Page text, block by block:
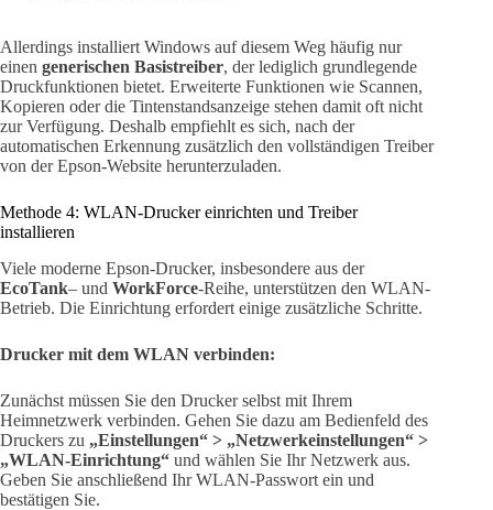
Allerdings installiert Windows auf diesem Weg häufig nur
einen generischen Basistreiber, der lediglich grundlegende
Druckfunktionen bietet. Erweiterte Funktionen wie Scannen,
Kopieren oder die Tintenstandsanzeige stehen damit oft nicht
zur Verfügung. Deshalb empfiehlt es sich, nach der
automatischen Erkennung zusätzlich den vollständigen Treiber
von der Epson-Website herunterzuladen.
Methode 4: WLAN-Drucker einrichten und Treiber
installieren
Viele moderne Epson-Drucker, insbesondere aus der
EcoTank– und WorkForce-Reihe, unterstützen den WLAN-
Betrieb. Die Einrichtung erfordert einige zusätzliche Schritte.
Drucker mit dem WLAN verbinden:
Zunächst müssen Sie den Drucker selbst mit Ihrem
Heimnetzwerk verbinden. Gehen Sie dazu am Bedienfeld des
Druckers zu „Einstellungen“ > „Netzwerkeinstellungen“ >
„WLAN-Einrichtung“ und wählen Sie Ihr Netzwerk aus.
Geben Sie anschließend Ihr WLAN-Passwort ein und
bestätigen Sie.